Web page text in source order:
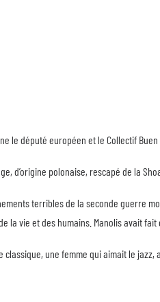
le député européen et le Collectif
d’origine polonaise, rescapé de la
terribles de la seconde guerre
vie et des humains. Manolis avait
une femme qui aimait le